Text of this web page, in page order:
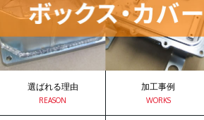
選ばれる理由
REASON
加工事例
WORKS